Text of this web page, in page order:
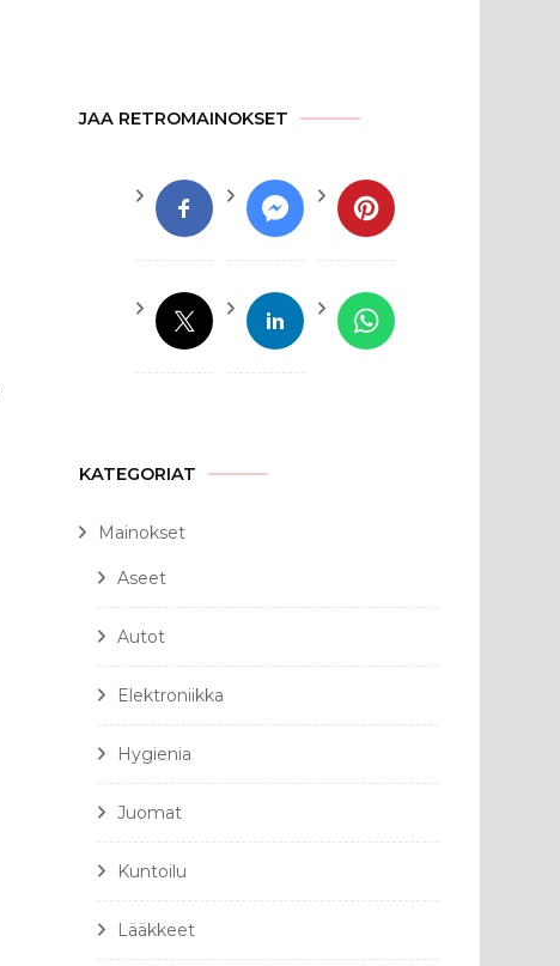
JAA RETROMAINOKSET
KATEGORIAT
Mainokset
Aseet
Autot
Elektroniikka
Hygienia
Juomat
Kuntoilu
Lääkkeet